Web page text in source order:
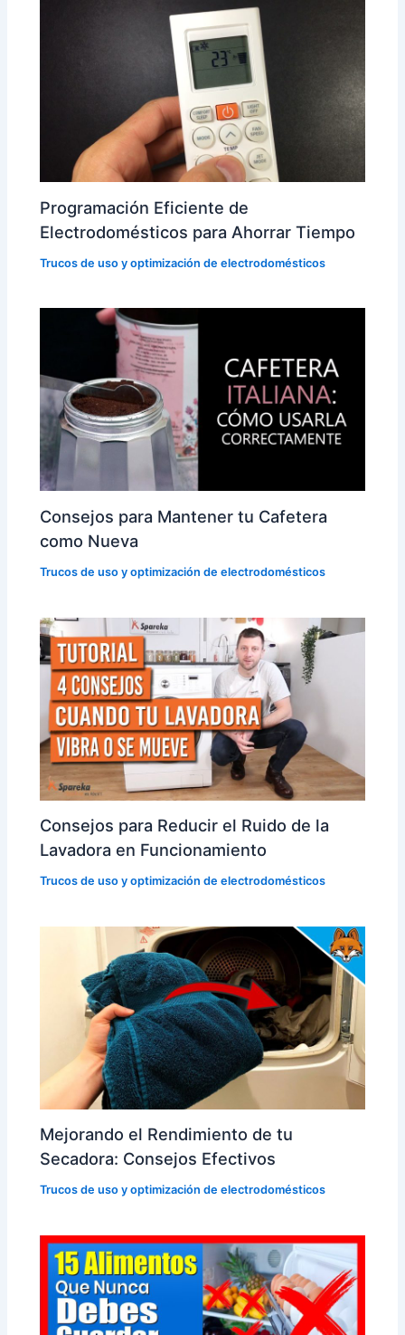
Programación Eficiente de
Electrodomésticos para Ahorrar Tiempo
Trucos de uso y optimización de electrodomésticos
Consejos para Mantener tu Cafetera
como Nueva
Trucos de uso y optimización de electrodomésticos
Consejos para Reducir el Ruido de la
Lavadora en Funcionamiento
Trucos de uso y optimización de electrodomésticos
Mejorando el Rendimiento de tu
Secadora: Consejos Efectivos
Trucos de uso y optimización de electrodomésticos